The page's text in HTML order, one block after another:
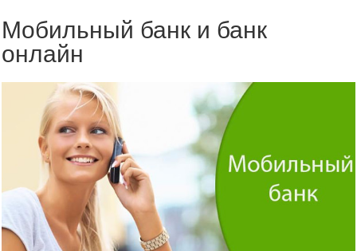
Мобильный банк и банк
онлайн